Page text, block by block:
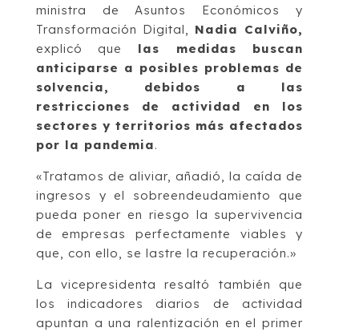
ministra de Asuntos Económicos y
Transformación Digital, Nadia Calviño,
explicó que las medidas buscan
anticiparse a posibles problemas de
solvencia, debidos a las
restricciones de actividad en los
sectores y territorios más afectados
por la pandemia.
«Tratamos de aliviar, añadió, la caída de
ingresos y el sobreendeudamiento que
pueda poner en riesgo la supervivencia
de empresas perfectamente viables y
que, con ello, se lastre la recuperación.»
La vicepresidenta resaltó también que
los indicadores diarios de actividad
apuntan a una ralentización en el primer